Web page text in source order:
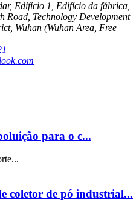
Edifício 1, Edifício da fábrica,
Road, Technology Development
Wuhan (Wuhan Area, Free
para o c...
coletor de pó industrial...